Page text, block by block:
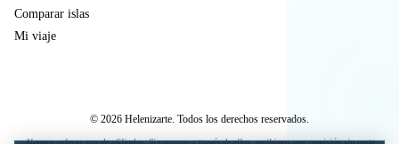
Comparar islas
Mi viaje
© 2026 Helenizarte. Todos los derechos reservados.
Algunos enlaces son de afiliados. Si compras a través de ellos, recibimos una comisión sin coste